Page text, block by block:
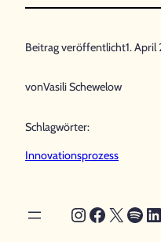
Beitrag veröffentlicht1. April
vonVasili Schewelow
Schlagwörter:
Innovationsprozess
Instagram
Facebook
X